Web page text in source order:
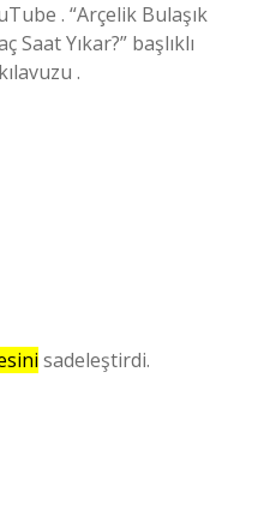
. “Arçelik Bulaşık
Saat Yıkar?” başlıklı
.
sadeleştirdi.